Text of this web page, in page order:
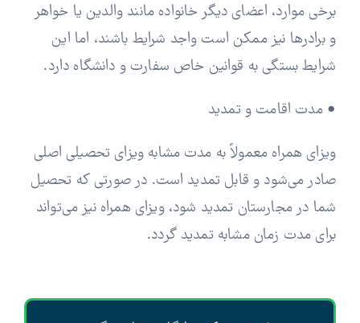
برخی موارد، اعضای دیگر خانواده مانند والدین یا خواهر
و برادرها نیز ممکن است واجد شرایط باشند، اما این
شرایط بستگی به قوانین خاص سفارت و دانشگاه دارد.
• مدت اقامت و تمدید
ویزای همراه معمولاً به مدت مشابه ویزای تحصیلی اصلی
صادر می‌شود و قابل تمدید است. در صورتی که تحصیل
شما در مجارستان تمدید شود، ویزای همراه نیز می‌تواند
برای مدت زمان مشابه تمدید گردد.